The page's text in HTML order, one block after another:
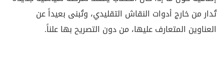
تُدار من خارج أدوات النقاش التقليدي، وتُبنى بعيداً عن
العناوين المتعارف عليها، من دون التصريح بها علناً.